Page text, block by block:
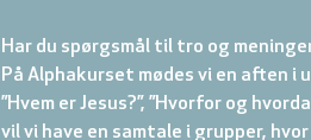
Har du spørgsmål til tro og
På Alphakurset mødes vi en aften
”Hvem er Jesus?”, ”Hvorfor og
vil vi have en samtale i grupper,